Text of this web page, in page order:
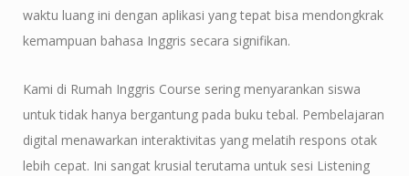
waktu luang ini dengan aplikasi yang tepat bisa mendongkrak
kemampuan bahasa Inggris secara signifikan.
Kami di Rumah Inggris Course sering menyarankan siswa
untuk tidak hanya bergantung pada buku tebal. Pembelajaran
digital menawarkan interaktivitas yang melatih respons otak
lebih cepat. Ini sangat krusial terutama untuk sesi Listening